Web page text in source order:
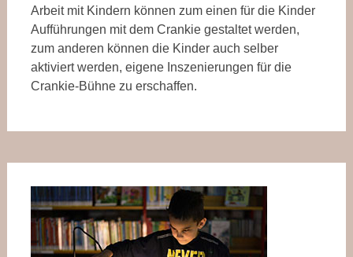
Arbeit mit Kindern können zum einen für die Kinder
Aufführungen mit dem Crankie gestaltet werden,
zum anderen können die Kinder auch selber
aktiviert werden, eigene Inszenierungen für die
Crankie-Bühne zu erschaffen.